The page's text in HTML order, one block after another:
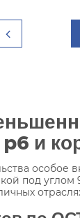
и
особое
под углом